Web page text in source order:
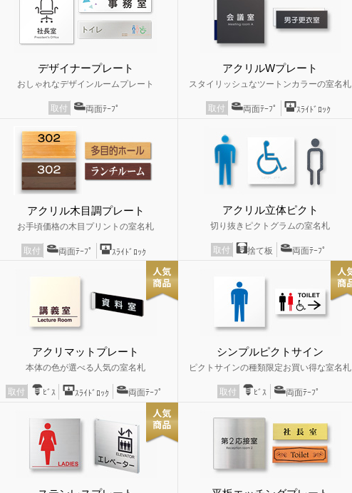
デザイナープレート
おしゃれなデザインルームプレート
取付 両面ﾃｰﾌﾟ
アクリルWプレート
スタイリッシュなツートンカラーの室名札
取付 両面ﾃｰﾌﾟ ｽﾗｲﾄﾞﾛｯｸ
アクリル木目調プレート
お手頃価格の木目プリントの室名札
取付 両面ﾃｰﾌﾟ ｽﾗｲﾄﾞﾛｯｸ
アクリル立体ピクト
切り抜きピクトグラムの室名札
取付 捨て板 両面ﾃｰﾌﾟ
アクリマットプレート
本体の色が選べる人気の室名札
取付 ﾋﾞｽ ｽﾗｲﾄﾞﾛｯｸ 両面ﾃｰﾌﾟ
シンプルピクトサイン
ピクトサインの種類限定お買い得な室名札
取付 ﾋﾞｽ 両面ﾃｰﾌﾟ